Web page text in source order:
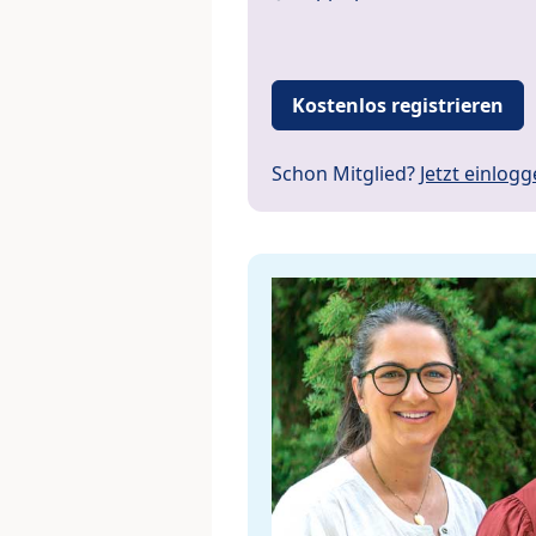
Kostenlos registrieren
Schon Mitglied? Jetzt